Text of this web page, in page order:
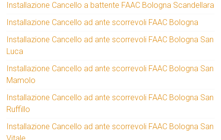
Installazione Cancello a battente FAAC Bologna Scandellara
Installazione Cancello ad ante scorrevoli FAAC Bologna
Installazione Cancello ad ante scorrevoli FAAC Bologna San
Luca
Installazione Cancello ad ante scorrevoli FAAC Bologna San
Mamolo
Installazione Cancello ad ante scorrevoli FAAC Bologna San
Ruffillo
Installazione Cancello ad ante scorrevoli FAAC Bologna San